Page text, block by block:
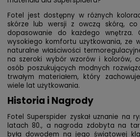
Fotel jest dostępny w różnych
skórze lub wersji z owczą skórą,
dopasowanie do każdego wnętrza.
wysokiego komfortu użytkowania, ze
naturalne właściwości
na szeroki wybór wzorów i kolorów,
osób poszukujących modnych
trwałym materiałem, który
wiele lat użytkowania.
Historia i Nagrody
Fotel Superspider zyskał uznanie na
latach 80., a nagroda zdobyta na
była dowodem na jego światowej